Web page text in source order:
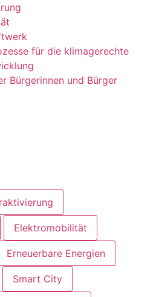
für die klimagerechte
Bürgerinnen und Bürger
Elektromobilität
Erneuerbare Energien
Smart City